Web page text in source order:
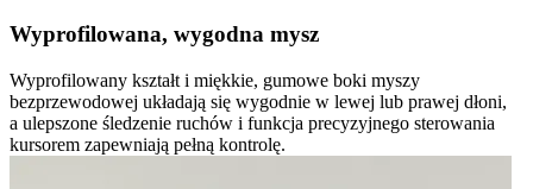
Wyprofilowana, wygodna mysz
Wyprofilowany kształt i miękkie, gumowe boki myszy
bezprzewodowej układają się wygodnie w lewej lub prawej dłoni,
a ulepszone śledzenie ruchów i funkcja precyzyjnego sterowania
kursorem zapewniają pełną kontrolę.